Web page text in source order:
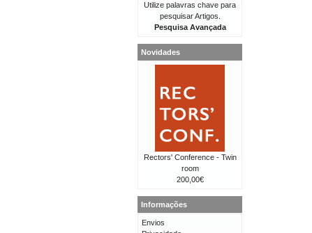
Utilize palavras chave para
pesquisar Artigos.
Pesquisa Avançada
Novidades
Rectors' Conference - Twin
room
200,00€
Informações
Envios